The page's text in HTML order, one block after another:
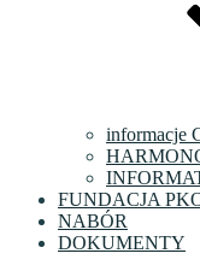
informacje
FUNDACJA
NABÓR
DOKUMENTY